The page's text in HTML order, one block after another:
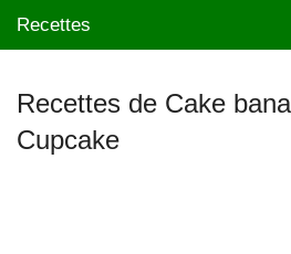
Recettes
Mes blogs préférés
Recettes de Cake
Cupcake